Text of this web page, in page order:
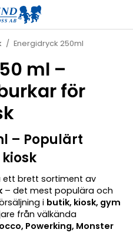
/ Energidryck 250ml
ml –
för
– Populärt
ett brett sortiment av
– det mest populära och
i butik, kiosk, gym
från välkända
Powerking, Monster